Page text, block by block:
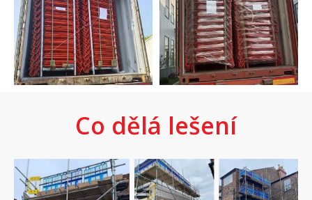
Co dělá lešení